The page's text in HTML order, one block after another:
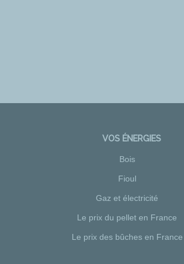
VOS ÉNERGIES
Bois
Fioul
Gaz et électricité
Le prix du pellet en France
Le prix des bûches en France